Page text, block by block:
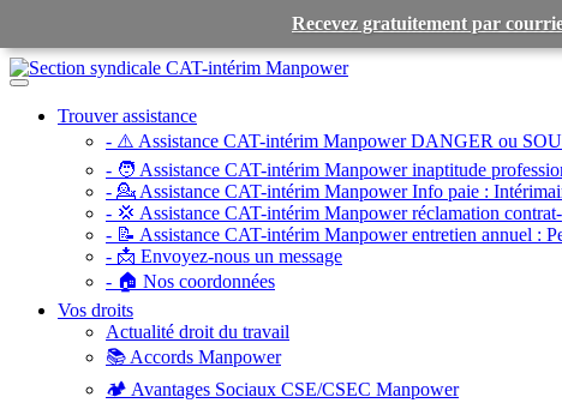
Toggle
navigationTrouver assistance
- ⚠️ Assistance CAT-intérim Manpower DANGER ou
- 🧑 Assistance CAT-intérim Manpower inaptitude
- 💁 Assistance CAT-intérim Manpower Info paie :
- 💢 Assistance CAT-intérim Manpower réclamation
- 📝 Assistance CAT-intérim Manpower entretien annuel :
- 📩 Envoyez-nous un message
- 🏠 Nos coordonnées
Vos droits
Actualité droit du travail
📚 Accords Manpower
🏕️ Avantages Sociaux CSE/CSEC Manpower
Recevez gratuitement par